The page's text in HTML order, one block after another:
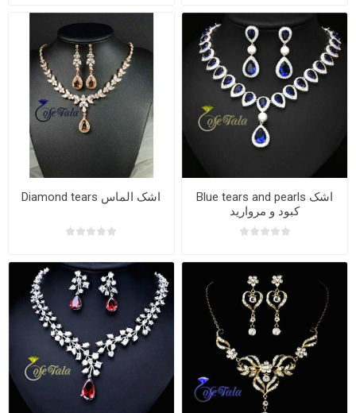
Diamond tears اشک الماس
Blue tears and pearls اشک
کبود و مروارید